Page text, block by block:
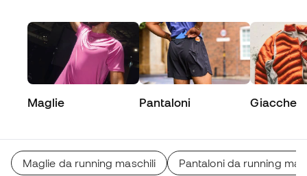
Maglie Pantaloni Giacche
Maglie da running maschili Pantaloni da running